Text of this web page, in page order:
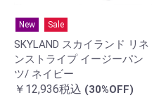
New Sale
SKYLAND スカイランド リネ
ンストライプ イージーパン
ツ/ ネイビー
￥12,936税込 (30%OFF)